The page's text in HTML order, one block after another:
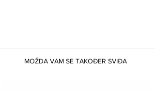
MOŽDA VAM SE TAKOĐER SVIĐA